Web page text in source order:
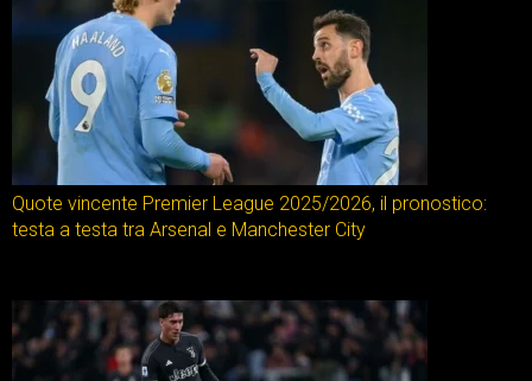
Quote vincente Premier League 2025/2026, il pronostico:
testa a testa tra Arsenal e Manchester City